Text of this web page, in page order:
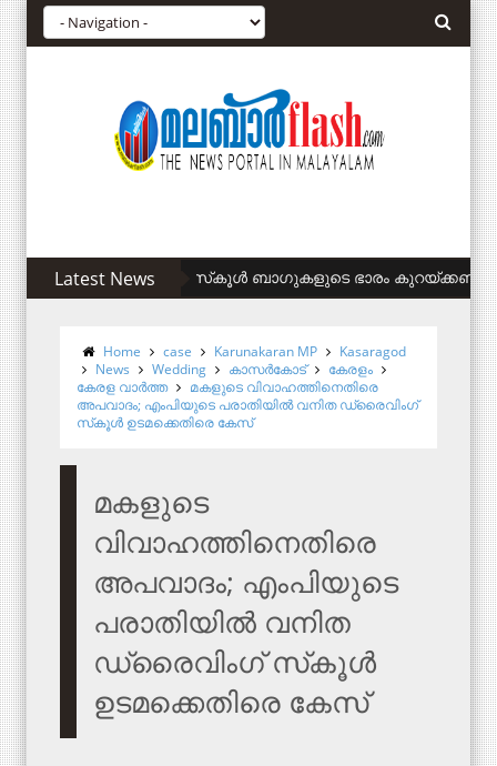
Latest News സിഎഎ അനുകൂലികള്‍ക്ക് കുടിവെള്ളം
Home case Karunakaran MP
Kasaragod
News
Wedding കാസര്‍കോട്
കേരളം
കേരള വാര്‍ത്ത
മകളുടെ വിവാഹത്തിനെതിരെ
അപവാദം; എംപിയുടെ പരാതിയില്‍ വനിത ഡ്രൈവിംഗ്
സ്‌കൂള്‍ ഉടമക്കെതിരെ കേസ്
മകളുടെ
വിവാഹത്തിനെതിരെ
അപവാദം; എംപിയുടെ
പരാതിയില്‍ വനിത
ഡ്രൈവിംഗ് സ്‌കൂള്‍
ഉടമക്കെതിരെ കേസ്